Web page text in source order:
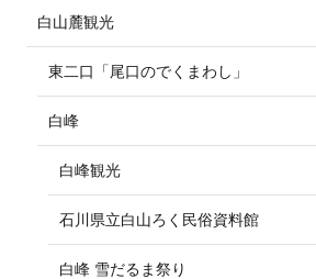
白山麓観光
東二口「尾口のでくまわし」
白峰
白峰観光
石川県立白山ろく民俗資料館
白峰 雪だるま祭り